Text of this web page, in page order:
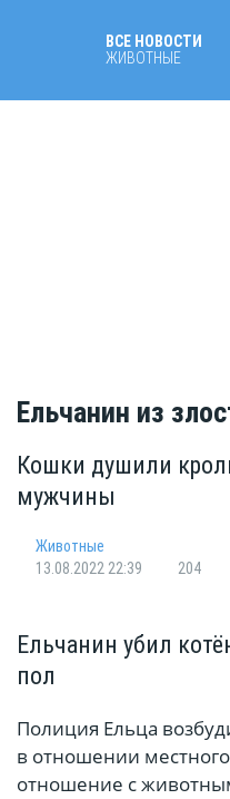
ВСЕ НОВОСТИ
ЖИВОТНЫЕ
Ельчанин из
Кошки душили
мужчины
Животные
13.08.2022 22:39
204
Ельчанин убил
пол
Полиция Ельца
в отношении
отношение с